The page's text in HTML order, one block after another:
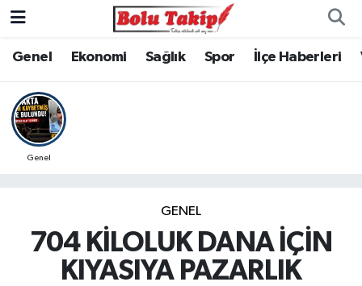
Genel Ekonomi Sağlık Spor İlçe Haberleri
Genel
GENEL
704 KİLOLUK DANA İÇİN
KIYASIYA PAZARLIK